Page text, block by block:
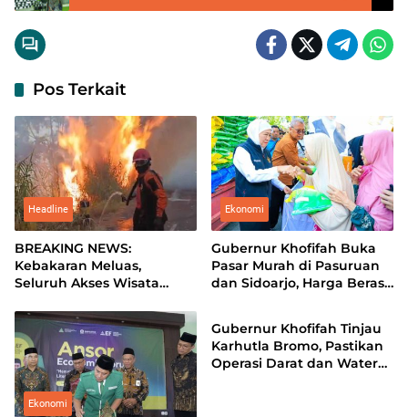
Gratis di Bangkalan
Pos Terkait
Headline
BREAKING NEWS:
Kebakaran Meluas,
Seluruh Akses Wisata
Total
Ekonomi
Gubernur Khofifah Buka
Pasar Murah di Pasuruan
dan Sidoarjo, Harga Beras
Ekonomi
Headline
Gubernur Khofifah Tinjau
Karhutla Bromo, Pastikan
Operasi Darat dan Water